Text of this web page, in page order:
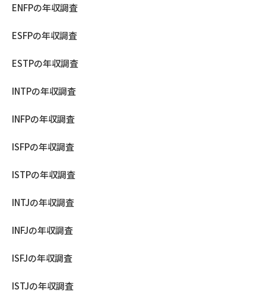
ENFPの年収調査
ESFPの年収調査
ESTPの年収調査
INTPの年収調査
INFPの年収調査
ISFPの年収調査
ISTPの年収調査
INTJの年収調査
INFJの年収調査
ISFJの年収調査
ISTJの年収調査